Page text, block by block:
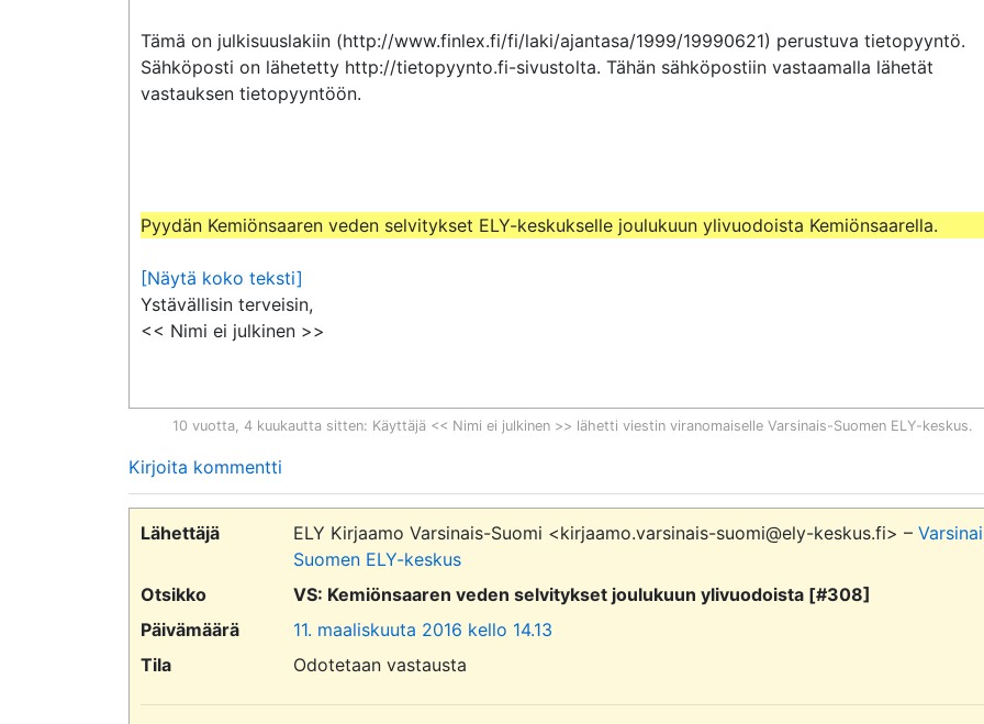
Tämä on julkisuuslakiin (http://www.finlex.fi/fi/laki/ajantasa/1999/19990621) perustuva tietopyyntö.
Sähköposti on lähetetty http://tietopyynto.fi-sivustolta. Tähän sähköpostiin vastaamalla lähetät
vastauksen tietopyyntöön.
Pyydän Kemiönsaaren veden selvitykset ELY-keskukselle joulukuun ylivuodoista Kemiönsaarella.
[Näytä koko teksti]
Ystävällisin terveisin,
<< Nimi ei julkinen >>
10 vuotta, 4 kuukautta sitten: Käyttäjä << Nimi ei julkinen >> lähetti viestin viranomaiselle Varsinais-Suomen ELY-keskus.
Kirjoita kommentti
Lähettäjä ELY Kirjaamo Varsinais-Suomi <kirjaamo.varsinais-suomi@ely-keskus.fi> –
Suomen ELY-keskus
Otsikko
VS: Kemiönsaaren veden selvitykset joulukuun ylivuodoista [#308]
Päivämäärä
11. maaliskuuta 2016 kello 14.13
Tila
Odotetaan vastausta